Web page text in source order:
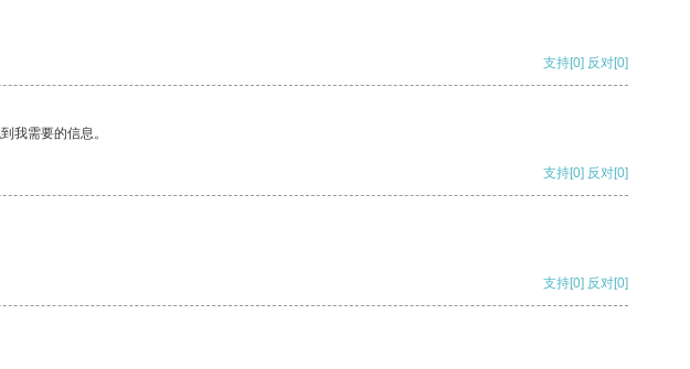
支持[0] 反对[0]
我需要的信息。
支持[0] 反对[0]
支持[0] 反对[0]